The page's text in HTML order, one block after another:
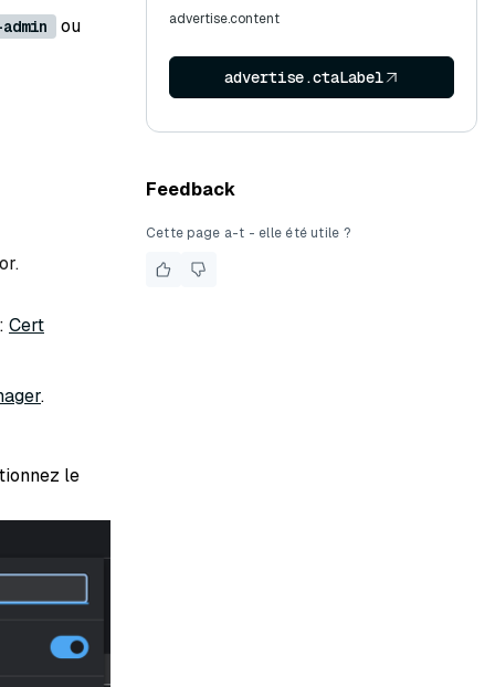
ou
Cert
.
le
advertise.content
advertise.ctaLabel
Feedback
Cette page a-t - elle été utile ?